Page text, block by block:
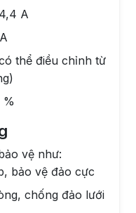
A
thể điều chỉnh từ
%
vệ như:
bảo vệ đảo cực
chống đảo lưới